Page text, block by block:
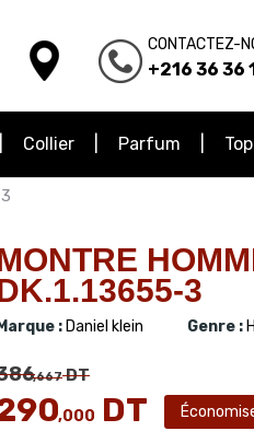
CONTACTEZ-
+216 36 36
Collier Parfum
3
Marque : Daniel klein Genre :
,667DT
,000 DT